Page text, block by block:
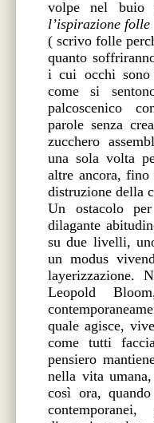
volpe nel buio
l’ispirazione folle
( scrivo folle
quanto
i cui occhi sono
come si
palcoscenico
parole senza
zucchero
una sola volta
altre ancora,
distruzione della
Un ostacolo
dilagante
su due livelli,
un modus
layerizzazione.
Leopold
quale agisce,
come tutti
pensiero
nella vita
così ora,